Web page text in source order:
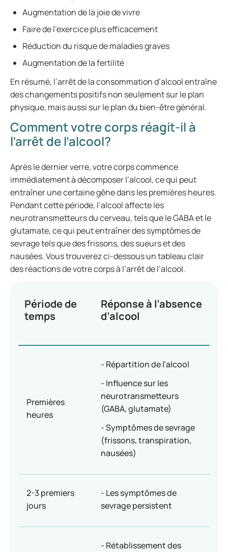
Augmentation de la joie de vivre
Faire de l’exercice plus efficacement
Réduction du risque de maladies graves
Augmentation de la fertilité
En résumé, l’arrêt de la consommation d’alcool entraîne
des changements positifs non seulement sur le plan
physique, mais aussi sur le plan du bien-être général.
Comment votre corps réagit-il à
l’arrêt de l’alcool?
Après le dernier verre, votre corps commence
immédiatement à décomposer l’alcool, ce qui peut
entraîner une certaine gêne dans les premières heures.
Pendant cette période, l’alcool affecte les
neurotransmetteurs du cerveau, tels que le GABA et le
glutamate, ce qui peut entraîner des symptômes de
sevrage tels que des frissons, des sueurs et des
nausées. Vous trouverez ci-dessous un tableau clair
des réactions de votre corps à l’arrêt de l’alcool.
Période de
temps
Réponse à l’absence
d’alcool
Premières
heures
- Répartition de l’alcool
- Influence sur les
neurotransmetteurs
(GABA, glutamate)
- Symptômes de sevrage
(frissons, transpiration,
nausées)
2-3 premiers
jours
- Les symptômes de
sevrage persistent
- Rétablissement des